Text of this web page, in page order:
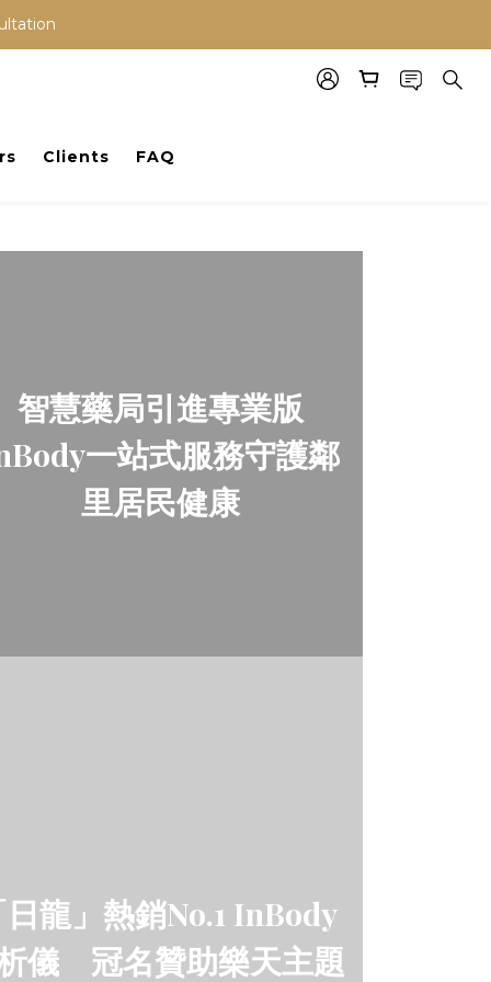
Clients FAQ
智慧藥局引進專業版
一站式服務守護鄰
里居民健康
龍」熱銷No.1 InBody
儀 冠名贊助樂天主題